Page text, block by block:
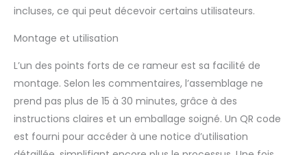
Grâce aux rouleaux mobiles, il peut être
facilement, facile à ranger, design peu
appartement, petite maison et bureau. La
conception du support de téléphone
portable permet de se divertir pendant
l'exercice, ajoutant du plaisir et évitant
l'ennui. Conception de boîte de
rangement, peut stocker des
incluses, ce qui peut décevoir certains utilisateurs.
Montage et utilisation
L’un des points forts de ce rameur est sa facilité de
montage. Selon les commentaires, l’assemblage ne
prend pas plus de 15 à 30 minutes, grâce à des
instructions claires et un emballage soigné. Un QR code
est fourni pour accéder à une notice d’utilisation